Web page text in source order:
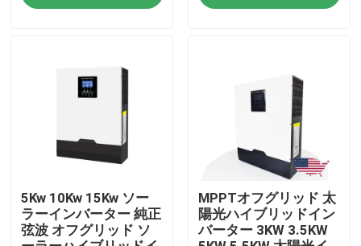
VRショー
品質管理
5Kw 10Kw 15Kw ソー
ラーインバーター 純正
弦波 オフグリッド ソ
MPPTオフグリッド 太
陽光ハイブリッドイン
バーター 3KW 3.5KW